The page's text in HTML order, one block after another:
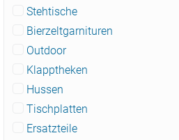
Stehtische
Bierzeltgarnituren
Outdoor
Klapptheken
Hussen
Tischplatten
Ersatzteile